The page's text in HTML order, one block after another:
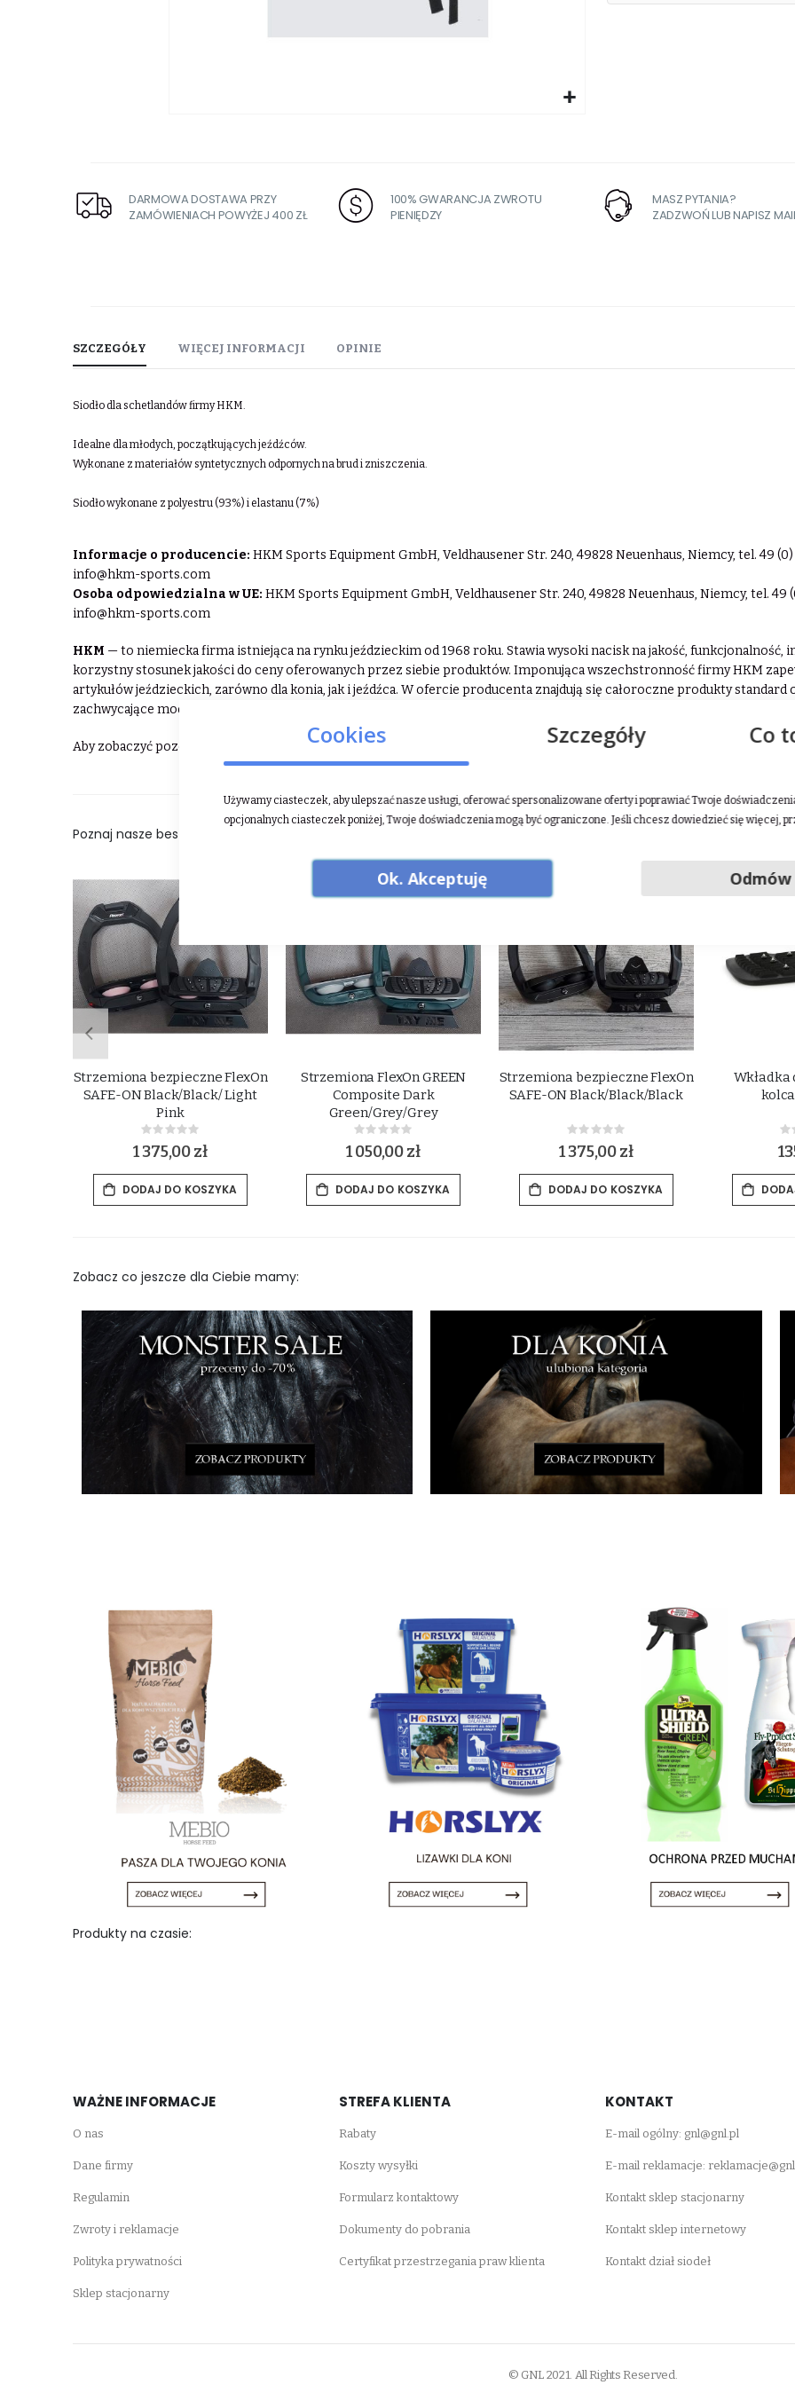
DARMOWA DOSTAWA PRZY
ZAMÓWIENIACH POWYŻEJ 400 ZŁ
100% GWARANCJA ZWROTU
PIENIĘDZY
MASZ PYTANIA?
ZADZWOŃ LUB NAPISZ
SZCZEGÓŁY
Siodło dla schetlandów firmy HKM.
Idealne dla młodych, początkujących jeźdźców.
Wykonane z materiałów syntetycznych odpornych na brud i zniszczenia.
Siodło wykonane z polyestru (93%) i elastanu (7%)
WIĘCEJ INFORMACJI OPINIE
Informacje o producencie: HKM Sports Equipment GmbH, Veldhausener Str. 240, 49828 Neuenhaus, Niemcy, tel. 49
info@hkm-sports.com
Osoba odpowiedzialna w UE: HKM Sports Equipment GmbH, Veldhausener Str. 240, 49828 Neuenhaus, Niemcy, tel. 49
info@hkm-sports.com
HKM — to niemiecka firma istniejąca na rynku jeździeckim od 1968 roku. Stawia wysoki nacisk na jakość, funkcjonalność,
korzystny stosunek jakości do ceny oferowanych przez siebie produktów. Imponująca wszechstronność firmy HKM
artykułów jeździeckich, zarówno dla konia, jak i jeźdźca. W ofercie producenta znajdują się całoroczne produkty standard
zachwycające modną kolorystyką i dopracowanymi detalami.
Aby zobaczyć pozostałe produkty HKM ⮕kliknij tutaj
Poznaj nasze bestsellery:
Strzemiona bezpieczne FlexOn
SAFE-ON Black/Black/ Light
Pink
Rating:
0%
1 375,00 zł
DODAJ DO KOSZYKA
Strzemiona FlexOn GREEN
Composite Dark
Green/Grey/Grey
Rating:
0%
1 050,00 zł
DODAJ DO KOSZYKA
Strzemiona bezpieczne FlexOn
SAFE-ON Black/Black/Black
Rating:
0%
1 375,00 zł
DODAJ DO KOSZYKA
0%
Zobacz co jeszcze dla Ciebie mamy:
Produkty na czasie:
WAŻNE INFORMACJE
O nas
Dane firmy
Regulamin
Zwroty i reklamacje
Polityka prywatności
Sklep stacjonarny
STREFA KLIENTA
Rabaty
Koszty wysyłki
Formularz kontaktowy
Dokumenty do pobrania
Certyfikat przestrzegania praw klienta
KONTAKT
E-mail ogólny: gnl@gnl.pl
E-mail reklamacje:
Kontakt sklep stacjonarny
Kontakt sklep internetowy
Kontakt dział siodeł
© GNL 2021. All Rights Reserved.
Cookies Szczegóły Co
Używamy ciasteczek, aby ulepszać nasze usługi, oferować spersonalizowane oferty i poprawiać Twoje
opcjonalnych ciasteczek poniżej, Twoje doświadczenia mogą być ograniczone. Jeśli chcesz dowiedzieć się więcej,
Ok. Akceptuję Odmów